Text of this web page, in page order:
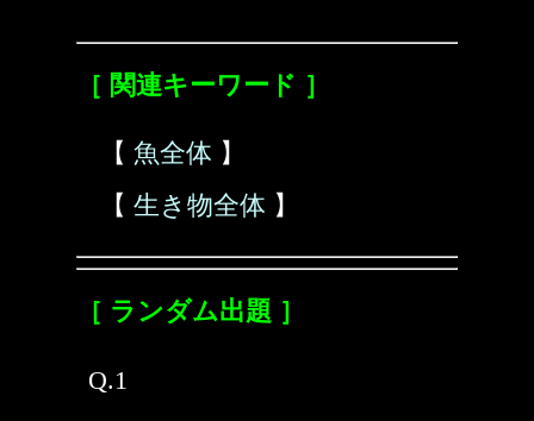
［ 関連キーワード ］
【 魚全体 】
【 生き物全体 】
［ ランダム出題 ］
Q.1